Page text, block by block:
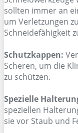
sollten immer an
um Verletzungen
Schneidefähigkeit
Schutzkappen:
Scheren, um die
zu schützen.
Spezielle
speziellen
sie vor Staub und